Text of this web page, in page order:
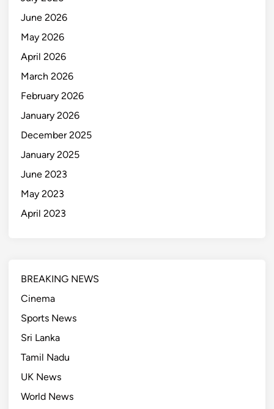
June 2026
May 2026
April 2026
March 2026
February 2026
January 2026
December 2025
January 2025
June 2023
May 2023
April 2023
BREAKING NEWS
Cinema
Sports News
Sri Lanka
Tamil Nadu
UK News
World News